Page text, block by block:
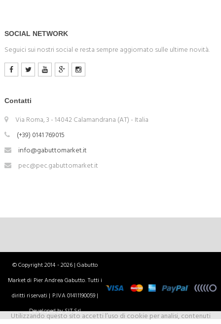
SOCIAL NETWORK
Seguici sui nostri social e resta sempre aggiornato sulle ultime novità.
Contatti
Via Roma, 3 - 14042 Calamandrana (AT) - Italia
(+39) 0141 769015
info@gabuttomarket.it
pec@pec.gabuttomarket.it
© Copyright 2014 - 2026 | Gabutto
Market di Pier Andrea Gabutto. Tutti i
diritti riservati | P.IVA 01411190059 |
Developed by SIT Srl
Utilizzando questo sito accetti l’uso di cookie per analisi, contenuti